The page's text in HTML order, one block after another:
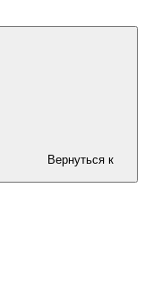
Вернуться к